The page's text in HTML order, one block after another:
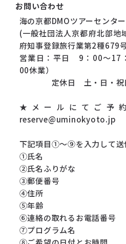
お問い合わせ
海の京都DMOツアーセンター
(一般社団法人京都府北部地
府知事登録旅行業第2種679
営業日：平日 9：00～17
00休業）
定休日 土・日・祝
★メールにてご
reserve@uminokyoto.jp
下記項目①～⑨を入力して
①氏名
②氏名ふりがな
③郵便番号
④住所
⑤年齢
⑥連絡の取れるお電話番号
⑦プログラム名